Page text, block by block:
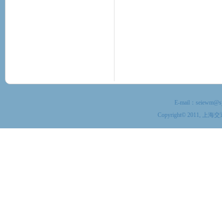
E-mail：
Copyright© 2011, 上海